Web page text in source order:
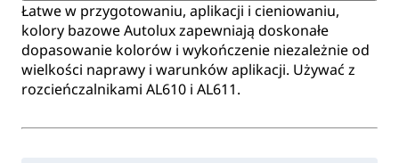
Łatwe w przygotowaniu, aplikacji i cieniowaniu,
kolory bazowe Autolux zapewniają doskonałe
dopasowanie kolorów i wykończenie niezależnie od
wielkości naprawy i warunków aplikacji. Używać z
rozcieńczalnikami AL610 i AL611.